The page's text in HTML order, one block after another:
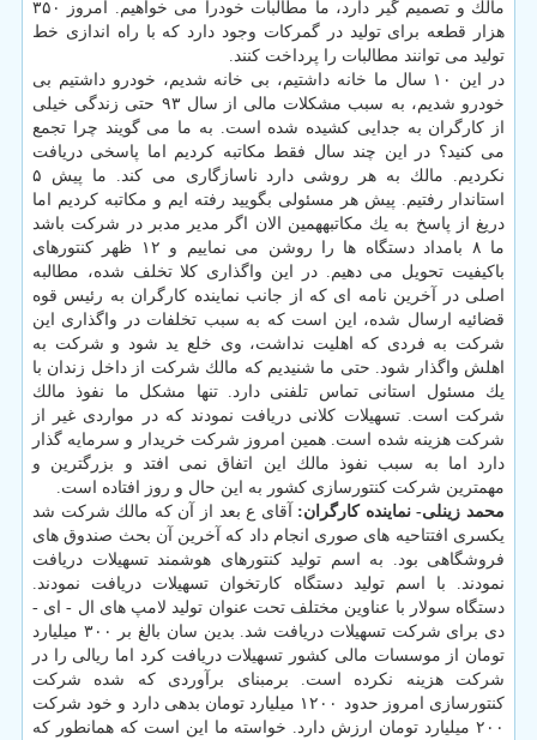
مالك و تصمیم گیر دارد، ما مطالبات خودرا می خواهیم. امروز ۳۵۰
هزار قطعه برای تولید در گمركات وجود دارد كه با راه اندازی خط
تولید می توانند مطالبات را پرداخت كنند.
در این ۱۰ سال ما خانه داشتیم، بی خانه شدیم، خودرو داشتیم بی
خودرو شدیم، به سبب مشكلات مالی از سال ۹۳ حتی زندگی خیلی
از كارگران به جدایی كشیده شده است. به ما می گویند چرا تجمع
می كنید؟ در این چند سال فقط مكاتبه كردیم اما پاسخی دریافت
نكردیم. مالك به هر روشی دارد ناسازگاری می كند. ما پیش ۵
استاندار رفتیم. پیش هر مسئولی بگویید رفته ایم و مكاتبه كردیم اما
دریغ از پاسخ به یك مكاتبههمین الان اگر مدیر مدبر در شركت باشد
ما ۸ بامداد دستگاه ها را روشن می نماییم و ۱۲ ظهر كنتورهای
باكیفیت تحویل می دهیم. در این واگذاری كلا تخلف شده، مطالبه
اصلی در آخرین نامه ای كه از جانب نماینده كارگران به رئیس قوه
قضائیه ارسال شده، این است كه به سبب تخلفات در واگذاری این
شركت به فردی كه اهلیت نداشت، وی خلع ید شود و شركت به
اهلش واگذار شود. حتی ما شنیدیم كه مالك شركت از داخل زندان با
یك مسئول استانی تماس تلفنی دارد. تنها مشكل ما نفوذ مالك
شركت است. تسهیلات كلانی دریافت نمودند كه در مواردی غیر از
شركت هزینه شده است. همین امروز شركت خریدار و سرمایه گذار
دارد اما به سبب نفوذ مالك این اتفاق نمی افتد و بزرگترین و
مهمترین شركت كنتورسازی كشور به این حال و روز افتاده است.
محمد زینلی- نماینده كارگران: آقای ع بعد از آن كه مالك شركت شد
یكسری افتتاحیه های صوری انجام داد كه آخرین آن بحث صندوق های
فروشگاهی بود. به اسم تولید كنتورهای هوشمند تسهیلات دریافت
نمودند. با اسم تولید دستگاه كارتخوان تسهیلات دریافت نمودند.
دستگاه سولار با عناوین مختلف تحت عنوان تولید لامپ های ال - ای -
دی برای شركت تسهیلات دریافت شد. بدین سان بالغ بر ۳۰۰ میلیارد
تومان از موسسات مالی كشور تسهیلات دریافت كرد اما ریالی را در
شركت هزینه نكرده است. برمبنای برآوردی كه شده شركت
كنتورسازی امروز حدود ۱۲۰۰ میلیارد تومان بدهی دارد و خود شركت
۲۰۰ میلیارد تومان ارزش دارد. خواسته ما این است كه همانطور كه